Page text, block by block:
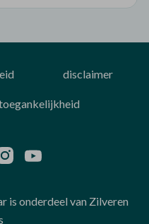
disclaimer
is onderdeel van Zilveren